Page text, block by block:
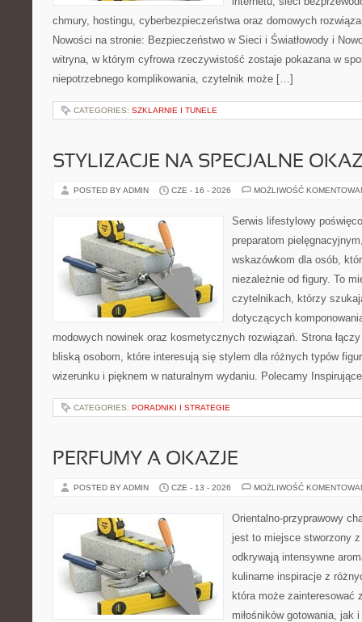
chmury, hostingu, cyberbezpieczeństwa oraz domowych
Nowości na stronie: Bezpieczeństwo w Sieci i Światłowody i
witryna, w którym cyfrowa rzeczywistość zostaje pokazana w
niepotrzebnego komplikowania, czytelnik może […]
CATEGORIES: SZKLARNIE I TUNELE
STYLIZACJE NA SPECJALNE
POSTED BY ADMIN CZE - 16 - 2026 MOŻLIWOŚĆ
Serwis lifestylowy
preparatom
wskazówkom dla osób,
niezależnie od figury. To
czytelnikach, którzy
dotyczących
modowych nowinek oraz kosmetycznych rozwiązań. Strona
bliską osobom, które interesują się stylem dla różnych typów
wizerunku i pięknem w naturalnym wydaniu. Polecamy
CATEGORIES: PORADNIKI I STRATEGIE
PERFUMY A OKAZJE
POSTED BY ADMIN CZE - 13 - 2026 MOŻLIWOŚĆ
Orientalno-przyprawowy
jest to miejsce stworzony
odkrywają intensywne
kulinarne inspiracje z
która może zainteresować
miłośników gotowania, jak